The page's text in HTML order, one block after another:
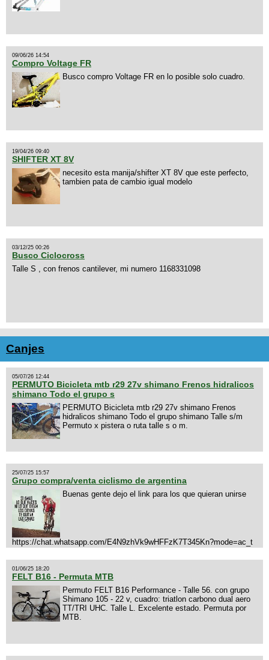
09/06/26 14:54
Compro Voltage FR
Busco compro Voltage FR en lo posible solo cuadro.
19/04/26 09:40
SHIFTER XT 8V
necesito esta manija/shifter XT 8V que este perfecto,
tambien pata de cambio igual modelo
03/12/25 00:26
Busco Ciclocross
Talle S , con frenos cantilever, mi numero 1168331098
Canjes
05/07/26 12:44
PERMUTO Bicicleta mtb r29 27v shimano Frenos hidralicos
shimano Todo el grupo s
PERMUTO Bicicleta mtb r29 27v shimano Frenos
hidralicos shimano Todo el grupo shimano Talle s/m
Permuto x pistera o ruta talle s o m.
25/07/25 15:57
Grupo compra/venta ciclismo de argentina
Buenas gente dejo el link para los que quieran unirse
https://chat.whatsapp.com/E4N9zhVk9wHFFzK7T345Kn?mode=ac_t
01/06/25 18:20
FELT B16 - Permuta MTB
Permuto FELT B16 Performance - Talle 56. con grupo
Shimano 105 - 22 v, cuadro: triatlon carbono dual aero
TT/TRI UHC. Talle L. Excelente estado. Permuta por
MTB.